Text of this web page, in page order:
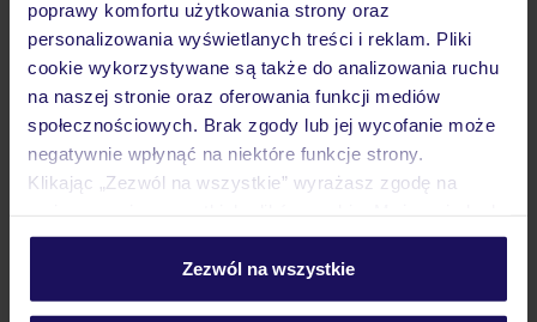
poprawy komfortu użytkowania strony oraz
personalizowania wyświetlanych treści i reklam. Pliki
cookie wykorzystywane są także do analizowania ruchu
na naszej stronie oraz oferowania funkcji mediów
społecznościowych. Brak zgody lub jej wycofanie może
negatywnie wpłynąć na niektóre funkcje strony.
Klikając „Zezwól na wszystkie” wyrażasz zgodę na
personalizować swój wybór wchodząc w zakładkę
Szczegółowe informacje o plikach cookie znajdziesz
Zezwól na wszystkie
Atrakcje
Ważne informacje
Często zadawane pytania
Jak zmienić uczestników/osobę zgłaszającą?